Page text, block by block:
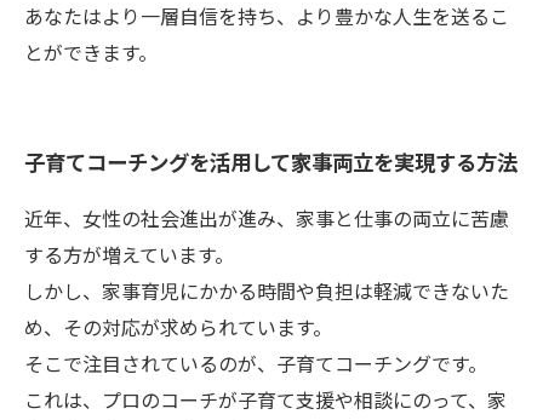
あなたはより一層自信を持ち、より豊かな人生を送るこ
とができます。
子育てコーチングを活用して家事両立を実現する方法
近年、女性の社会進出が進み、家事と仕事の両立に苦慮
する方が増えています。
しかし、家事育児にかかる時間や負担は軽減できないた
め、その対応が求められています。
そこで注目されているのが、子育てコーチングです。
これは、プロのコーチが子育て支援や相談にのって、家